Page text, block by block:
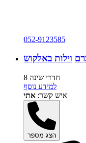
052-9123585
וילות באלקוש
8 חדרי שינה
למידע נוסף
איש קשר: אתי
הצג מספר